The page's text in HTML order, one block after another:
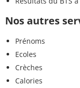
Nos autres
Prénoms
Ecoles
Crèches
Calories